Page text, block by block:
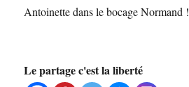
Antoinette dans le bocage Normand !
Le partage c'est la liberté